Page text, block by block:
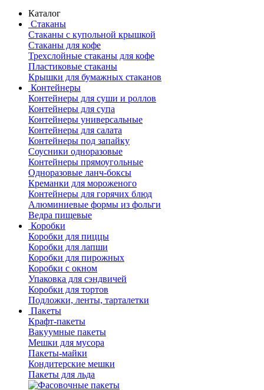
Каталог
Стаканы
Стаканы с купольной крышкой
Стаканы для кофе
Трехслойные стаканы для кофе
Пластиковые стаканы
Крышки для бумажных стаканов
Контейнеры
Контейнеры для суши и роллов
Контейнеры для супа
Контейнеры универсальные
Контейнеры для салата
Контейнеры под запайку
Соусники одноразовые
Контейнеры прямоугольные
Одноразовые ланч-боксы
Креманки для мороженого
Контейнеры для горячих блюд
Алюминиевые формы из фольги
Ведра пищевые
Коробки
Коробки для пиццы
Коробки для лапши
Коробки для пирожных
Коробки с окном
Упаковка для сэндвичей
Коробки для тортов
Подложки, ленты, тарталетки
Пакеты
Крафт-пакеты
Вакуумные пакеты
Мешки для мусора
Пакеты-майки
Кондитерские мешки
Пакеты для льда